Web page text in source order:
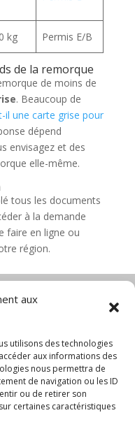
aux
utilisons des technologies
aux informations des
nous permettra de
de navigation ou les ID
ou de retirer son
certaines caractéristiques
kg Permis E/B
de la remorque
de moins de
. Beaucoup de
il une carte grise pour
dépend
envisagez et des
elle-même.
tous les documents
à la demande
faire en ligne ou
région.
CGV
protection des
mes cookies